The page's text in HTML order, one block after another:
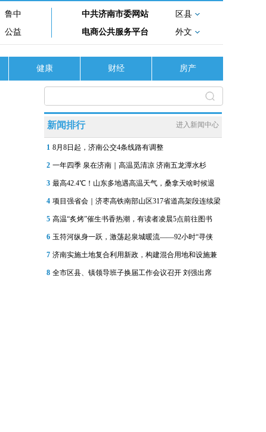
鲁中
公益
中共济南市委网站
区县
电商公共服务平台
外文
健康 财经 房产
新闻排行 进入新闻中心
1 8月8日起，济南公交4条线路有调整
2 一年四季 泉在济南｜高温觅清凉 济南五龙潭水杉
3 最高42.4℃！山东多地遇高温天气，桑拿天啥时候退
4 项目强省会｜济枣高铁南部山区317省道高架段连续梁
5 高温“炙烤”催生书香热潮，有读者凌晨5点前往图书
6 玉符河纵身一跃，激荡起泉城暖流——92小时“寻侠
7 济南实施土地复合利用新政，构建混合用地和设施兼
8 全市区县、镇领导班子换届工作会议召开 刘强出席